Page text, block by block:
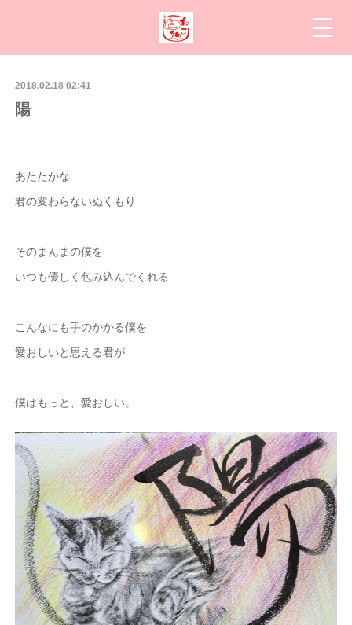
2018.02.18 02:41
陽
あたたかな
君の変わらないぬくもり
そのまんまの僕を
いつも優しく包み込んでくれる
こんなにも手のかかる僕を
愛おしいと思える君が
僕はもっと、愛おしい。